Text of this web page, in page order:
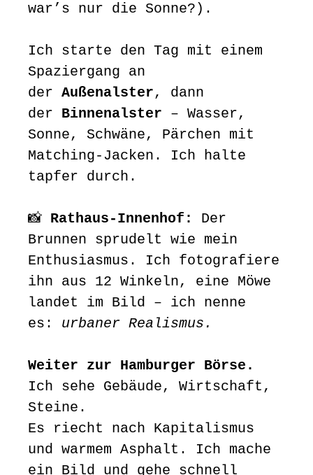
war’s nur die Sonne?).
Ich starte den Tag mit einem
Spaziergang an
der Außenalster, dann
der Binnenalster – Wasser,
Sonne, Schwäne, Pärchen mit
Matching-Jacken. Ich halte
tapfer durch.
📸 Rathaus-Innenhof:
Der
Brunnen sprudelt wie mein
Enthusiasmus. Ich fotografiere
ihn aus 12 Winkeln, eine Möwe
landet im Bild – ich nenne
es: urbaner Realismus.
Weiter zur Hamburger Börse.
Ich sehe Gebäude, Wirtschaft,
Steine.
Es riecht nach Kapitalismus
und warmem Asphalt. Ich mache
ein Bild und gehe schnell